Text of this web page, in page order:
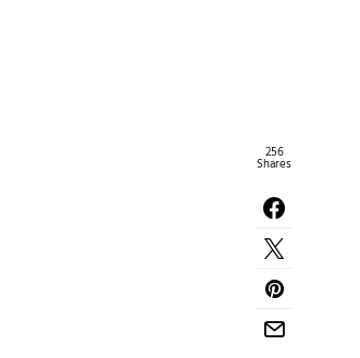
256
Shares